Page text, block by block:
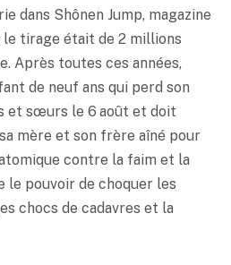
dans Shônen Jump, magazine
tirage était de 2 millions
Après toutes ces années,
de neuf ans qui perd son
et sœurs le 6 août et doit
mère et son frère aîné pour
contre la faim et la
le pouvoir de choquer les
chocs de cadavres et la